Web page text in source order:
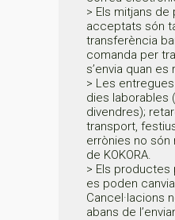
> Els mitjans de
acceptats són
transferència
comanda per
s’envia quan
> Les
dies laborables
divendres);
transport,
errònies no són
de KOKORA.
> Els productes
es poden
Cancel·lacions
abans de